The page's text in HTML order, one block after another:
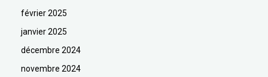
février 2025
janvier 2025
décembre 2024
novembre 2024